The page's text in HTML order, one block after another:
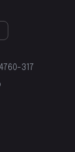
317